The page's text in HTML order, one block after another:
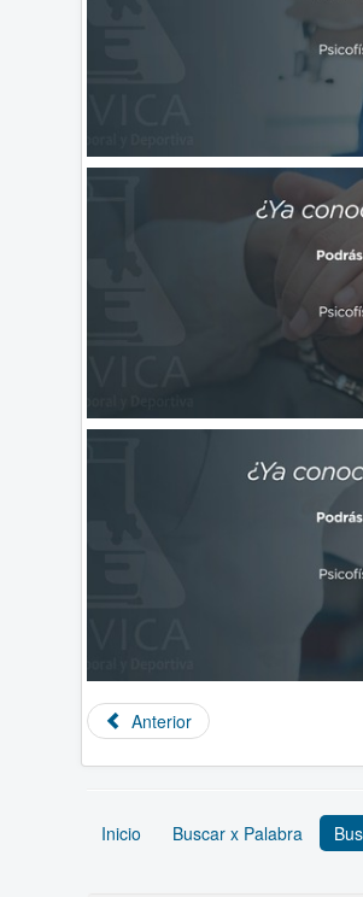
Anterior
Inicio Buscar x Palabra